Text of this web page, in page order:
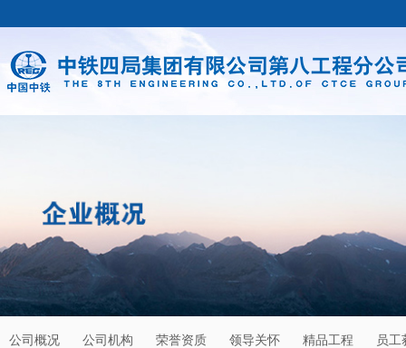
公司概况 公司机构 荣誉资质 领导关怀 精品工程 员工